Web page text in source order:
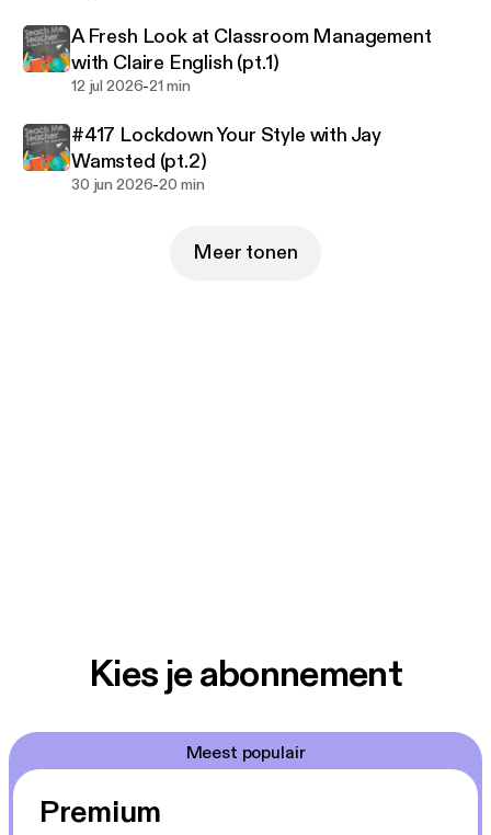
A Fresh Look at Classroom Management
with Claire English (pt.1)
12 jul 2026-21 min
#417 Lockdown Your Style with Jay
Wamsted (pt.2)
30 jun 2026-20 min
Meer tonen
Kies je abonnement
Meest populair
Premium